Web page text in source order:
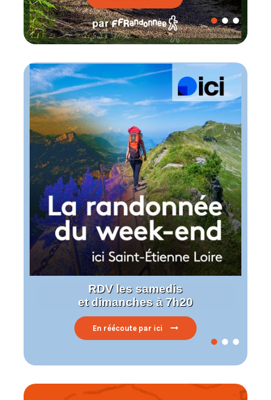
En réécoute par ici
RDV les samedis
et dimanches à 7h20